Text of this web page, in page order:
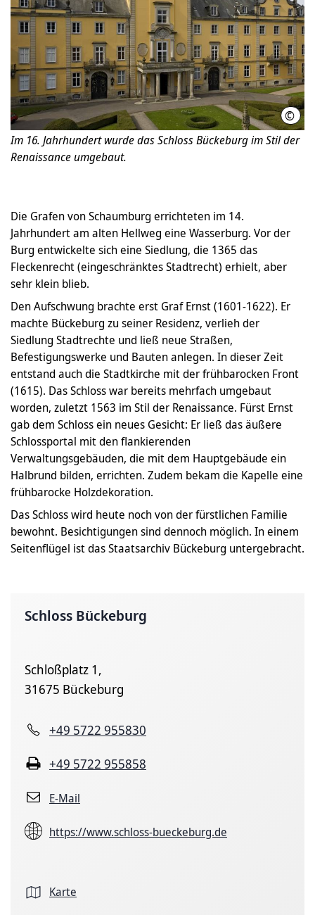
©
Im 16. Jahrhundert wurde das Schloss Bückeburg im Stil der
Renaissance umgebaut.
Die Grafen von Schaumburg errichteten im 14.
Jahrhundert am alten Hellweg eine Wasserburg. Vor der
Burg entwickelte sich eine Siedlung, die 1365 das
Fleckenrecht (eingeschränktes Stadtrecht) erhielt, aber
sehr klein blieb.
Den Aufschwung brachte erst Graf Ernst (1601-1622). Er
machte Bückeburg zu seiner Residenz, verlieh der
Siedlung Stadtrechte und ließ neue Straßen,
Befestigungswerke und Bauten anlegen. In dieser Zeit
entstand auch die Stadtkirche mit der frühbarocken Front
(1615). Das Schloss war bereits mehrfach umgebaut
worden, zuletzt 1563 im Stil der Renaissance. Fürst Ernst
gab dem Schloss ein neues Gesicht: Er ließ das äußere
Schlossportal mit den flankierenden
Verwaltungsgebäuden, die mit dem Hauptgebäude ein
Halbrund bilden, errichten. Zudem bekam die Kapelle eine
frühbarocke Holzdekoration.
Das Schloss wird heute noch von der fürstlichen Familie
bewohnt. Besichtigungen sind dennoch möglich. In einem
Seitenflügel ist das Staatsarchiv Bückeburg untergebracht.
Schloss Bückeburg
Schloßplatz 1,
31675 Bückeburg
+49 5722 955830
+49 5722 955858
E-Mail
https://www.schloss-bueckeburg.de
Karte